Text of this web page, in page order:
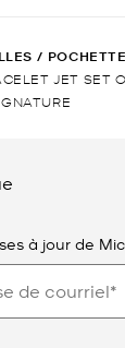
/
JET SET
à jour de